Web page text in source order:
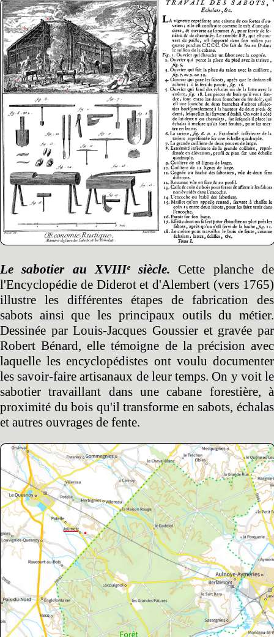
Le sabotier au XVIIIᵉ siècle. Cette planche de
l'Encyclopédie de Diderot et d'Alembert (vers 1765)
illustre les différentes étapes de fabrication des
sabots ainsi que les principaux outils du métier.
Dessinée par Louis-Jacques Goussier et gravée par
Robert Bénard, elle témoigne de la précision avec
laquelle les encyclopédistes ont voulu documenter
les savoir-faire artisanaux de leur temps. On y voit le
sabotier travaillant dans une cabane forestière, à
proximité du bois qu'il transforme en sabots, échalas
et autres ouvrages de fente.